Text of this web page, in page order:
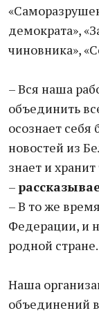
демократа»,
чиновника»,
– Вся наша
объединить
осознает себя
новостей из
знает и
–
– В то же
Федерации, и
родной стране.
Наша
объединений